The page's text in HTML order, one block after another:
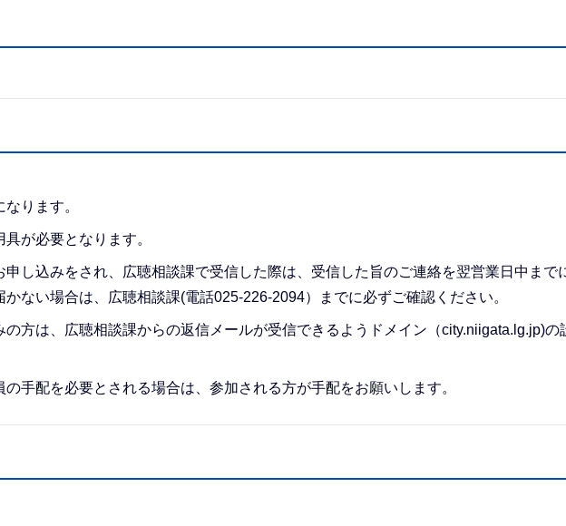
ります。
が必要となります。
申し込みをされ、広聴相談課で受信した際は、受信した旨のご連絡を翌営業日中まで
ない場合は、広聴相談課(電話025-226-2094）までに必ずご確認ください。
の方は、広聴相談課からの返信メールが受信できるようドメイン（city.niigata.lg.jp)の
手配を必要とされる場合は、参加される方が手配をお願いします。